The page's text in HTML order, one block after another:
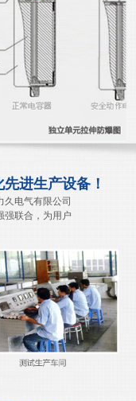
进生产设备！
久电气有限公司
强联合，为用户